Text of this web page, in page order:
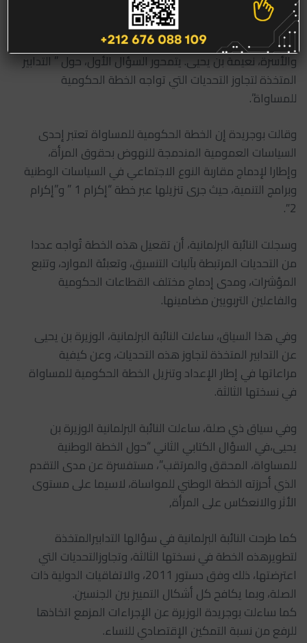
وجهت عزيزة بوجريدة، عضو الفريق الحركي بمجلس النواب،
سؤالين كتابين إلى وزيرة التضامن والإدماج الاجتماعي
والأسرة، نعيمة بن يحيى. يتمحور السؤال الأول، حول ” التدابير
المتخذة لتجاوز التحديات التي تواجه الخطة الحكومية
للمساواة”.
وقالت بوجريدة إن الخطة الحكومية للمساواة تعتبر إحدى
السياسات العمومية المندمجة للنهوض بحقوق المرأة،
وإطارا لإدماج مقاربة النوع الاجتماعي في السياسات الوطنية
وبرامج التنمية، حيث جرى تنزيلها عبر خطة “إكرام 1 ” و”إكرام
2″.
وسجلت النائبة البرلمانية، أن تقعيل هذه الخطة تُواجه عددا
من التحديات المرتبطة بآليات التنسيق، وتعبئة الموارد، وتتبع
المؤشرات، ومدى إدماج مختلف القطاعات الحكومية
والفاعلين التربويين مضامينها.
وفي هذا السياق، ساءلت النائبة البرلمانية، الوزيرة بن يحيى
عن التدابير المتخذة لتجاوز هذه التحديات، وعن كيفية
مراعاتها في إطار الإعداد وتنزيل الخطة الحكومية للمساواة
في نسختها الثالثة.
وفي سياق ذي صلة، ساءلت النائبة البرلمانية الوزيرة بن
يحيى،في السؤال الكتابي الثاني “حول الخطة الوطنية
للمساواة، المحقق والمرتقب”، مستفسرة عن مدى التقدم
الذي أحرزته الخطة الوطني للمواساة، لاسيما على مستوى
الأثر والانعكاس على المرأة,
كما طرحت النائبة البرلمانية في سؤالها التدابيرالمتخذة
لتطويرهذه الخطة في نسختها الثالثة، وتجاوزالتحديات التي
اعترضتها، ذلك وفق دستور 2011، والاتفاقيات الدولية ذات
الصلة، وبما يكافح كل أشكال التمييز بين الجنسين.
كما ساءلت بوجريدة الوزيرة عن الإجراءات المزمع اتخاذها
للرفع من نسبة التمكين الإقتصادي للنساء.